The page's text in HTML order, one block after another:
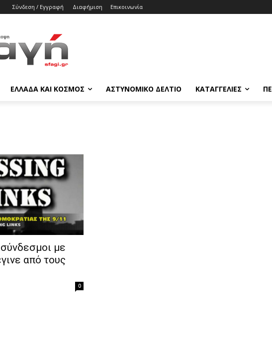
Σύνδεση / Εγγραφή Διαφήμιση Επικοινωνία
ΕΛΛΑΔΑ ΚΑΙ ΚΟΣΜΟΣ ΑΣΤΥΝΟΜΙΚΟ ΔΕΛΤΙΟ ΚΑΤΑΓΓΕΛΙΕΣ
με
από τους
0